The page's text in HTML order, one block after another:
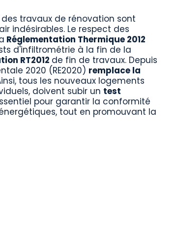
travaux de rénovation sont
indésirables. Le respect des
Réglementation Thermique 2012
d'infiltrométrie à la fin de la
RT2012 de fin de travaux. Depuis
2020 (RE2020) remplace la
tous les nouveaux logements
doivent subir un test
pour garantir la conformité
tout en promouvant la